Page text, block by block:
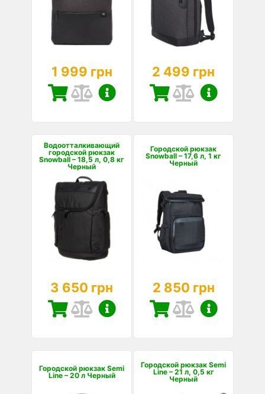
1 999 грн 2 499 грн
Водоотталкивающий
городской рюкзак
Snowball – 18,5 л, 0,8 кг
Черный
3 650 грн
Городской рюкзак
Snowball – 17,6 л, 1 кг
Черный
2 850 грн
Городской рюкзак Semi
Line – 20 л Черный
Городской рюкзак Semi
Line – 21 л, 0,5 кг
Черный